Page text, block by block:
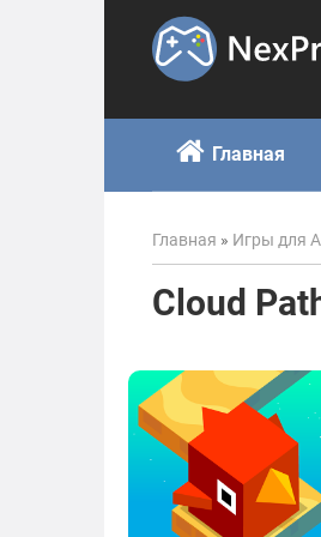
Главная
Главная » Игры для
Cloud